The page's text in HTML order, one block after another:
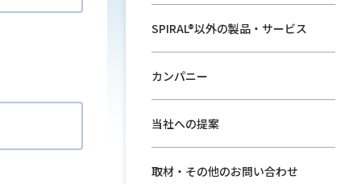
SPIRAL®以外の製品・サービス
カンパニー
当社への提案
取材・その他のお問い合わせ